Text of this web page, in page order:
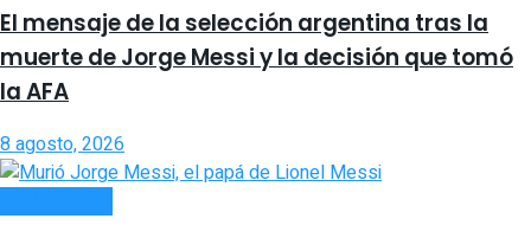
El mensaje de la selección argentina tras la
muerte de Jorge Messi y la decisión que tomó
la AFA
8 agosto, 2026